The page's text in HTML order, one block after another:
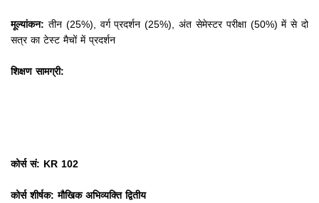
मूल्यांकन: तीन (25%), वर्ग प्रदर्शन (25%), अंत सेमेस्टर परीक्षा (50%) में से दो
सत्र का टेस्ट मैचों में प्रदर्शन
शिक्षण सामग्री:
कोर्स सं: KR 102
कोर्स शीर्षक: मौखिक अभिव्यक्ति द्वितीय